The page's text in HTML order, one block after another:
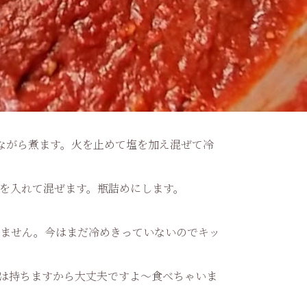
ら煮ます。火を止めて塩を加え混ぜて冷
れて混ぜます。瓶詰めにします。
せん。今はまだ冷めきっていないのでキッ
持ちますから大丈夫ですよ〜食べちゃいま